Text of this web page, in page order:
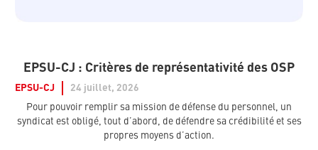
EPSU-CJ : Critères de représentativité des OSP
EPSU-CJ
24 juillet, 2026
Pour pouvoir remplir sa mission de défense du personnel, un
syndicat est obligé, tout d’abord, de défendre sa crédibilité et ses
propres moyens d’action.